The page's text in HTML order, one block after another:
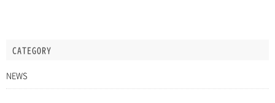
CATEGORY
NEWS